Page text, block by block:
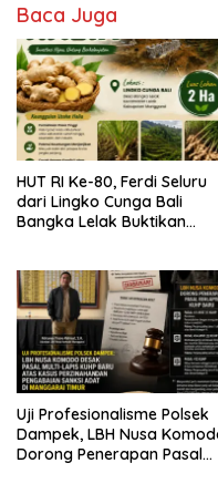
Baca Juga
HUT RI Ke-80, Ferdi Seluru
dari Lingko Cunga Bali
Bangka Lelak Buktikan
Uji Profesionalisme Polsek
Dampek, LBH Nusa
Dorong Penerapan Pasal